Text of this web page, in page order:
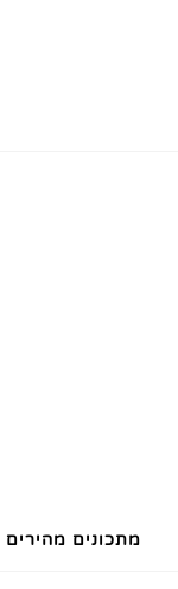
מתכונים מהירים